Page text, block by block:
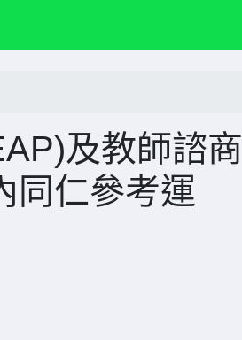
及教師諮商
同仁參考運